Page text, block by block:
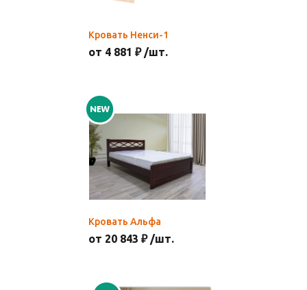
Кровать Ненси-1
от 4 881 ₽ /шт.
Кровать Альфа
от 20 843 ₽ /шт.